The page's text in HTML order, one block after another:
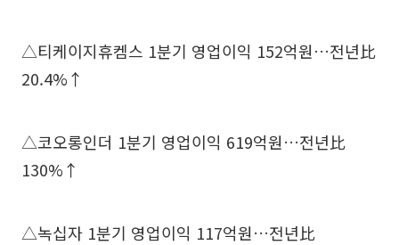
△티케이지휴켐스 1분기 영업이익 152억원…전년比
20.4%↑
△코오롱인더 1분기 영업이익 619억원…전년比
130%↑
△녹십자 1분기 영업이익 117억원…전년比